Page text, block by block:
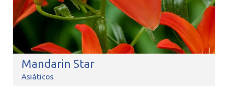
Mandarin Star
Asiáticos